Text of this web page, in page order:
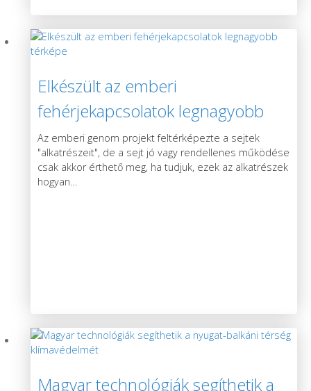
Elkészült az emberi
fehérjekapcsolatok legnagyobb
térképe
Az emberi genom projekt feltérképezte a sejtek
"alkatrészeit", de a sejt jó vagy rendellenes működése
csak akkor érthető meg, ha tudjuk, ezek az alkatrészek
hogyan
Magyar technológiák segíthetik a